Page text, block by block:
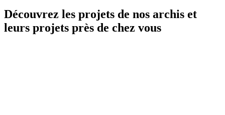
Découvrez les projets de nos archis et
leurs projets près de chez vous